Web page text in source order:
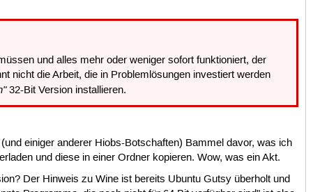
und alles mehr oder weniger sofort funktioniert, der
nicht die Arbeit, die in Problemlösungen investiert werden
32-Bit Version installieren.
einiger anderer Hiobs-Botschaften) Bammel davor, was ich
und diese in einer Ordner kopieren. Wow, was ein Akt.
Der Hinweis zu Wine ist bereits Ubuntu Gutsy überholt und